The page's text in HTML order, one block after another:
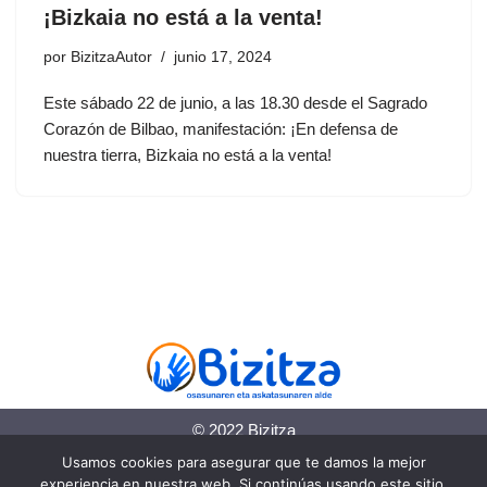
¡Bizkaia no está a la venta!
por BizitzaAutor junio 17, 2024
Este sábado 22 de junio, a las 18.30 desde el Sagrado
Corazón de Bilbao, manifestación: ¡En defensa de
nuestra tierra, Bizkaia no está a la venta!
© 2022 Bizitza
Política de cookies
Usamos cookies para asegurar que te damos la mejor